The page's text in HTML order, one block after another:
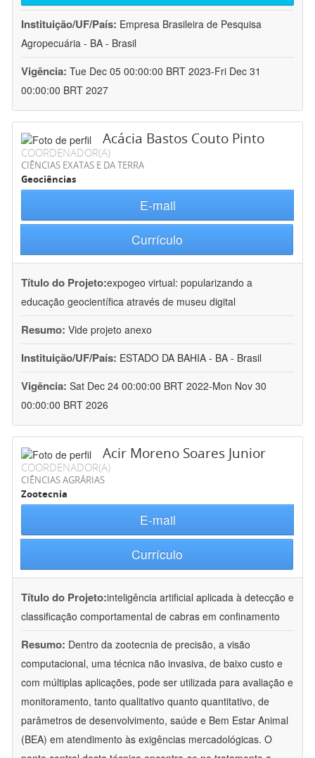
Instituição/UF/País: Empresa Brasileira de Pesquisa
Agropecuária - BA - Brasil
Vigência: Tue Dec 05 00:00:00 BRT 2023-Fri Dec 31
00:00:00 BRT 2027
Acácia Bastos Couto Pinto
COORDENADOR(A)
CIÊNCIAS EXATAS E DA TERRA
Geociências
E-mail
Currículo
Título do Projeto:expogeo virtual: popularizando a
educação geocientífica através de museu digital
Resumo: Vide projeto anexo
Instituição/UF/País: ESTADO DA BAHIA - BA - Brasil
Vigência: Sat Dec 24 00:00:00 BRT 2022-Mon Nov 30
00:00:00 BRT 2026
Acir Moreno Soares Junior
COORDENADOR(A)
CIÊNCIAS AGRÁRIAS
Zootecnia
E-mail
Currículo
Título do Projeto:inteligência artificial aplicada à detecção e
classificação comportamental de cabras em confinamento
Resumo: Dentro da zootecnia de precisão, a visão
computacional, uma técnica não invasiva, de baixo custo e
com múltiplas aplicações, pode ser utilizada para avaliação e
monitoramento, tanto qualitativo quanto quantitativo, de
parâmetros de desenvolvimento, saúde e Bem Estar Animal
(BEA) em atendimento às exigências mercadológicas. O